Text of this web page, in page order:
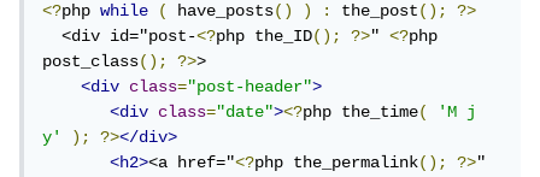
<?php while ( have_posts() ) : the_post();
?>
  <div id="post-
<?php the_ID(); ?>" <?php
post_class(); ?>>
<div
class="post-header">
<div
class="date"><?php the_time(
'M j
y'
); ?></div>
<h2><a href="<?php the_permalink(); ?>"